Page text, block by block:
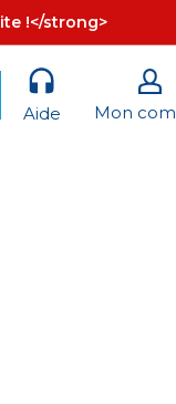
!</strong>
Aide
Mon